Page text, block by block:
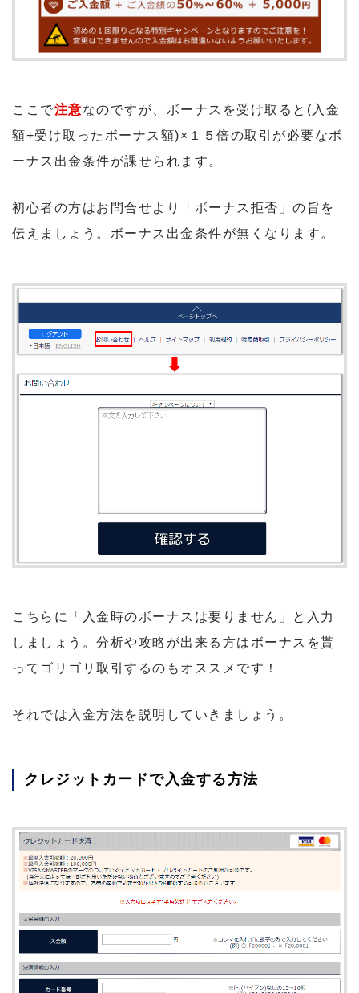
ここで注意なのですが、ボーナスを受け取ると(入金
額+受け取ったボーナス額)×１５倍の取引が必要なボ
ーナス出金条件が課せられます。
初心者の方はお問合せより「ボーナス拒否」の旨を
伝えましょう。ボーナス出金条件が無くなります。
こちらに「入金時のボーナスは要りません」と入力
しましょう。分析や攻略が出来る方はボーナスを貰
ってゴリゴリ取引するのもオススメです！
それでは入金方法を説明していきましょう。
クレジットカードで入金する方法